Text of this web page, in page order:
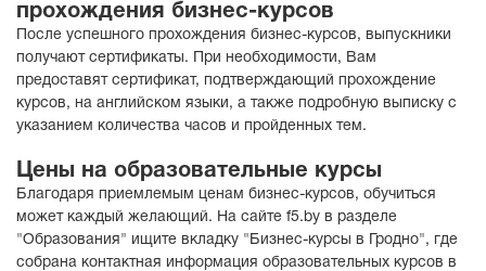
прохождения бизнес-курсов
После успешного прохождения бизнес-курсов, выпускники
получают сертификаты. При необходимости, Вам
предоставят сертификат, подтверждающий прохождение
курсов, на английском языки, а также подробную выписку с
указанием количества часов и пройденных тем.
Цены на образовательные курсы
Благодаря приемлемым ценам бизнес-курсов, обучиться
может каждый желающий. На сайте f5.by в разделе
"Образования" ищите вкладку "Бизнес-курсы в Гродно", где
собрана контактная информация образовательных курсов в